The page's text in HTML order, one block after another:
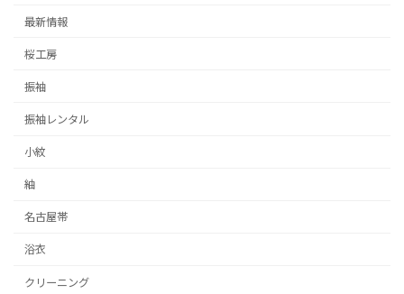
最新情報
桜工房
振袖
振袖レンタル
小紋
紬
名古屋帯
浴衣
クリーニング